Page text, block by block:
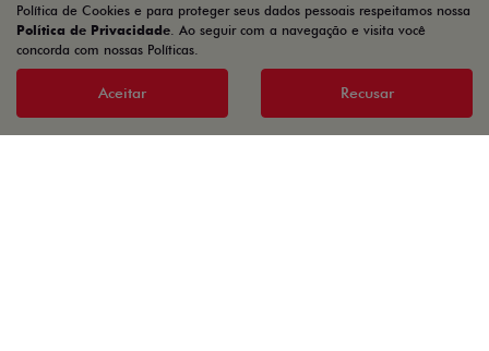
AGENDE UM TEST DRIVE
Política de Cookies e para proteger seus dados pessoais respeitamos nossa
Política de Privacidade. Ao seguir com a navegação e visita você
concorda com nossas Políticas.
Aceitar Recusar